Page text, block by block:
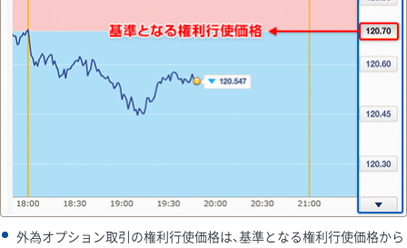
外為オプション取引の権利行使価格は、基準となる権利行使価格から